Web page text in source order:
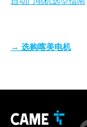
→ 选购喀美电机